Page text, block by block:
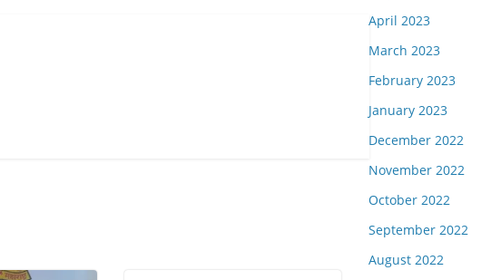
April 2023
March 2023
February 2023
January 2023
December 2022
November 2022
October 2022
September 2022
August 2022